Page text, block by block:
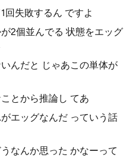
回失敗するん ですよ
2個並んでる 状態をエッグ
んだと じゃあこの単体が
とから推論し てあ
エッグなんだ っていう話
なんか思った かなーって